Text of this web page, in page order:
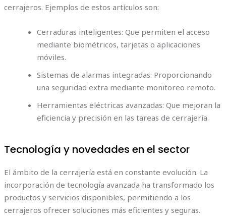
cerrajeros. Ejemplos de estos artículos son:
Cerraduras inteligentes: Que permiten el acceso
mediante biométricos, tarjetas o aplicaciones
móviles.
Sistemas de alarmas integradas: Proporcionando
una seguridad extra mediante monitoreo remoto.
Herramientas eléctricas avanzadas: Que mejoran la
eficiencia y precisión en las tareas de cerrajería.
Tecnología y novedades en el sector
El ámbito de la cerrajería está en constante evolución. La
incorporación de tecnología avanzada ha transformado los
productos y servicios disponibles, permitiendo a los
cerrajeros ofrecer soluciones más eficientes y seguras.